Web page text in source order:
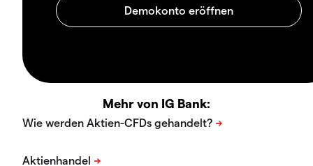
Mehr von IG Bank: